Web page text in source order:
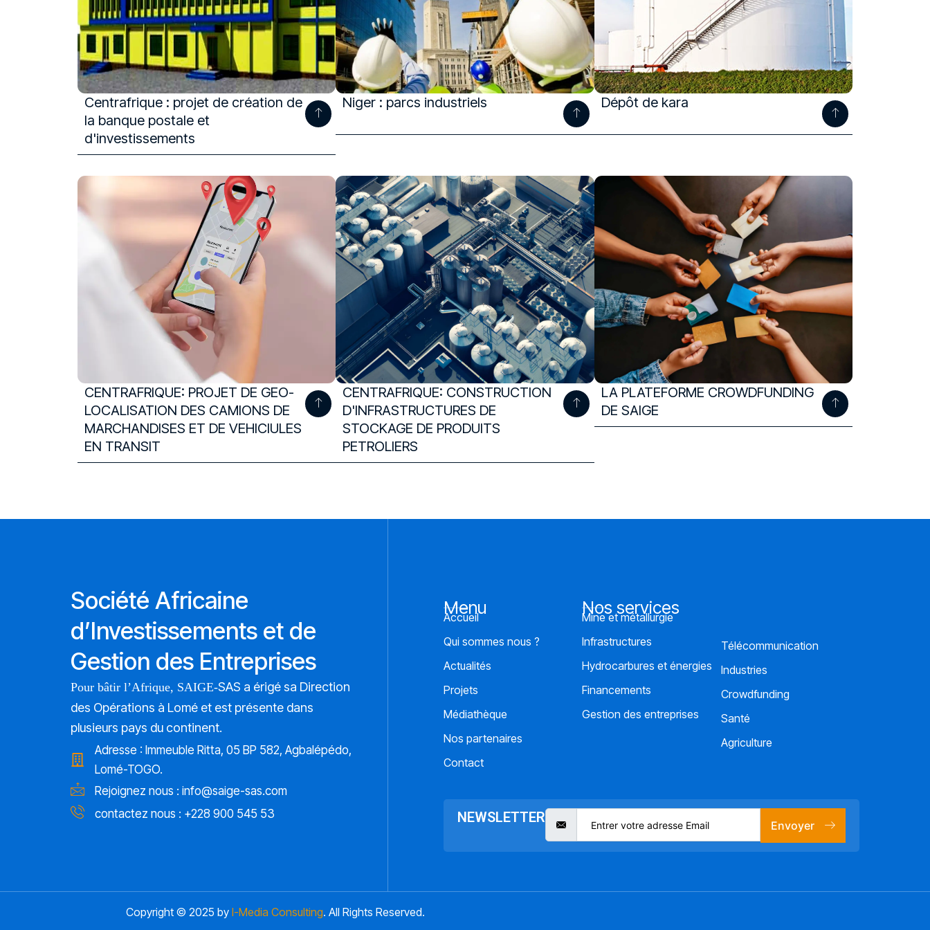
Centrafrique : projet de création de
la banque postale et
d'investissements
Niger : parcs industriels Dépôt de kara
CENTRAFRIQUE: PROJET DE GEO-
LOCALISATION DES CAMIONS DE
MARCHANDISES ET DE VEHICIULES
EN TRANSIT
CENTRAFRIQUE: CONSTRUCTION
D'INFRASTRUCTURES DE
STOCKAGE DE PRODUITS
PETROLIERS
LA PLATEFORME CROWDFUNDING
DE SAIGE
Société Africaine
d’Investissements et de
Gestion des Entreprises
Pour bâtir l’Afrique, SAIGE-SAS a érigé sa Direction
des Opérations à Lomé et est présente dans
plusieurs pays du continent.
Adresse : Immeuble Ritta, 05 BP 582, Agbalépédo,
Lomé-TOGO.
Rejoignez nous : info@saige-sas.com
contactez nous : +228 900 545 53
Menu
Accueil
Qui sommes nous ?
Actualités
Projets
Médiathèque
Nos partenaires
Contact
Nos services
Mine et métallurgie
Infrastructures
Hydrocarbures et énergies
Financements
Gestion des entreprises
Télécommunication
Industries
Crowdfunding
Santé
Agriculture
NEWSLETTER Envoyer
Copyright © 2025 by I-Media Consulting. All Rights Reserved.